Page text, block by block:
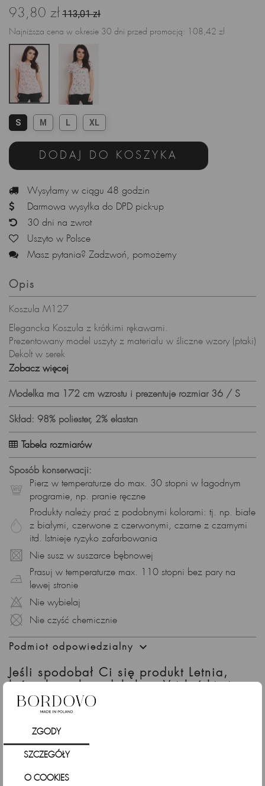
93,80 zł 113,01 zł
Najniższa cena w okresie 30 dni przed promocją: 108,42 zł
S M L XL
DODAJ DO KOSZYKA
Wysyłamy w ciągu 48 godzin
Darmowa wysyłka do DPD pick-up
30 dni na zwrot
Uszyto w Polsce
Masz pytania? Zadzwoń, pomożemy
Opis
Koszula M127
Elegancka Koszula z krótkimi rękawami.
Prezentowany model uszyty z materiału w śliczne wzory (ptaki)
Dekolt w serek
Zaprojektowano i uszyto w Polsce
Skład surowcowy:
98% poliester, 2% elastan
Prezentowany rozmiar: 36, wzrost modelki: 172
Pierz w 30 stopniach w delikatnym detergencie, nie wybielaj,
nie susz w suszarce.
Prasuj w niskiej temperaturze.
Zobacz więcej
Modelka ma 172 cm wzrostu i prezentuje rozmiar 36 / S
Skład: 98% poliester, 2% elastan
Tabela rozmiarów
Sposób konserwacji:
Pierz w temperaturze do max. 30 stopni w łagodnym
programie, np. pranie ręczne
Produkty należy prać z podobnymi kolorami: tj. np. białe
z białymi, czerwone z czerwonymi, czarne z czarnymi
itd. Istnieje ryzyko zafarbowania
Nie susz w suszarce bębnowej
Prasuj w temperaturze max. 110 stopni bez pary na
lewej stronie
Nie wybielaj
Nie czyść chemicznie
Podmiot odpowiedzialny 
Jeśli spodobał Ci się produkt Letnia,
luźna koszula z dekoltem V i krótkimi
rękawami, ptaki różowe sprawdź także
ZGODY
SZCZEGÓŁY
O COOKIES